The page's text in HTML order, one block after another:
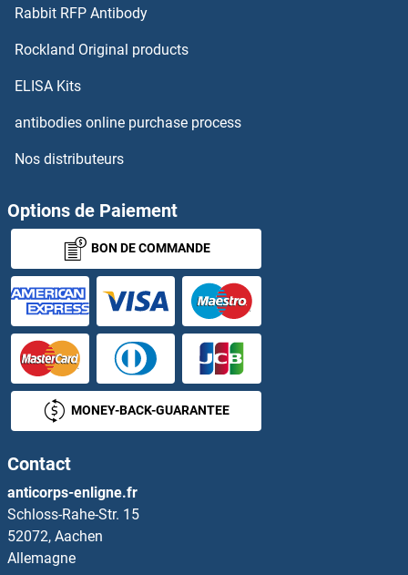
ARMCX5 Anticorps
ARMS2 Anticorps
ARNT Anticorps
ARNT2 Anticorps
ARNTL Anticorps
ARNTL2 Anticorps
ARP3 Actin-Related Protein 3 Anticorps
ARPC1A Anticorps
ARPC1B Anticorps
ARPC2 Anticorps
ARPC3 Anticorps
ARPC4 Anticorps
Rabbit RFP Antibody
Rockland Original products
ELISA Kits
antibodies online purchase process
Nos distributeurs
Options de Paiement
BON DE COMMANDE
MONEY-BACK-GUARANTEE
Contact
anticorps-enligne.fr
Schloss-Rahe-Str. 15
52072, Aachen
Allemagne